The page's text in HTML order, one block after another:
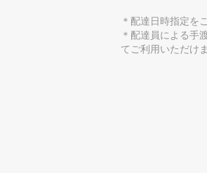
＊配達日時指定を
＊配達員による手
てご利用いただけま